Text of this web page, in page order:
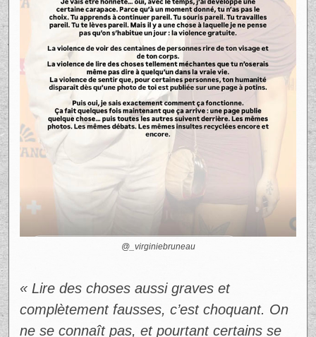
mais surtout profondément injuste.